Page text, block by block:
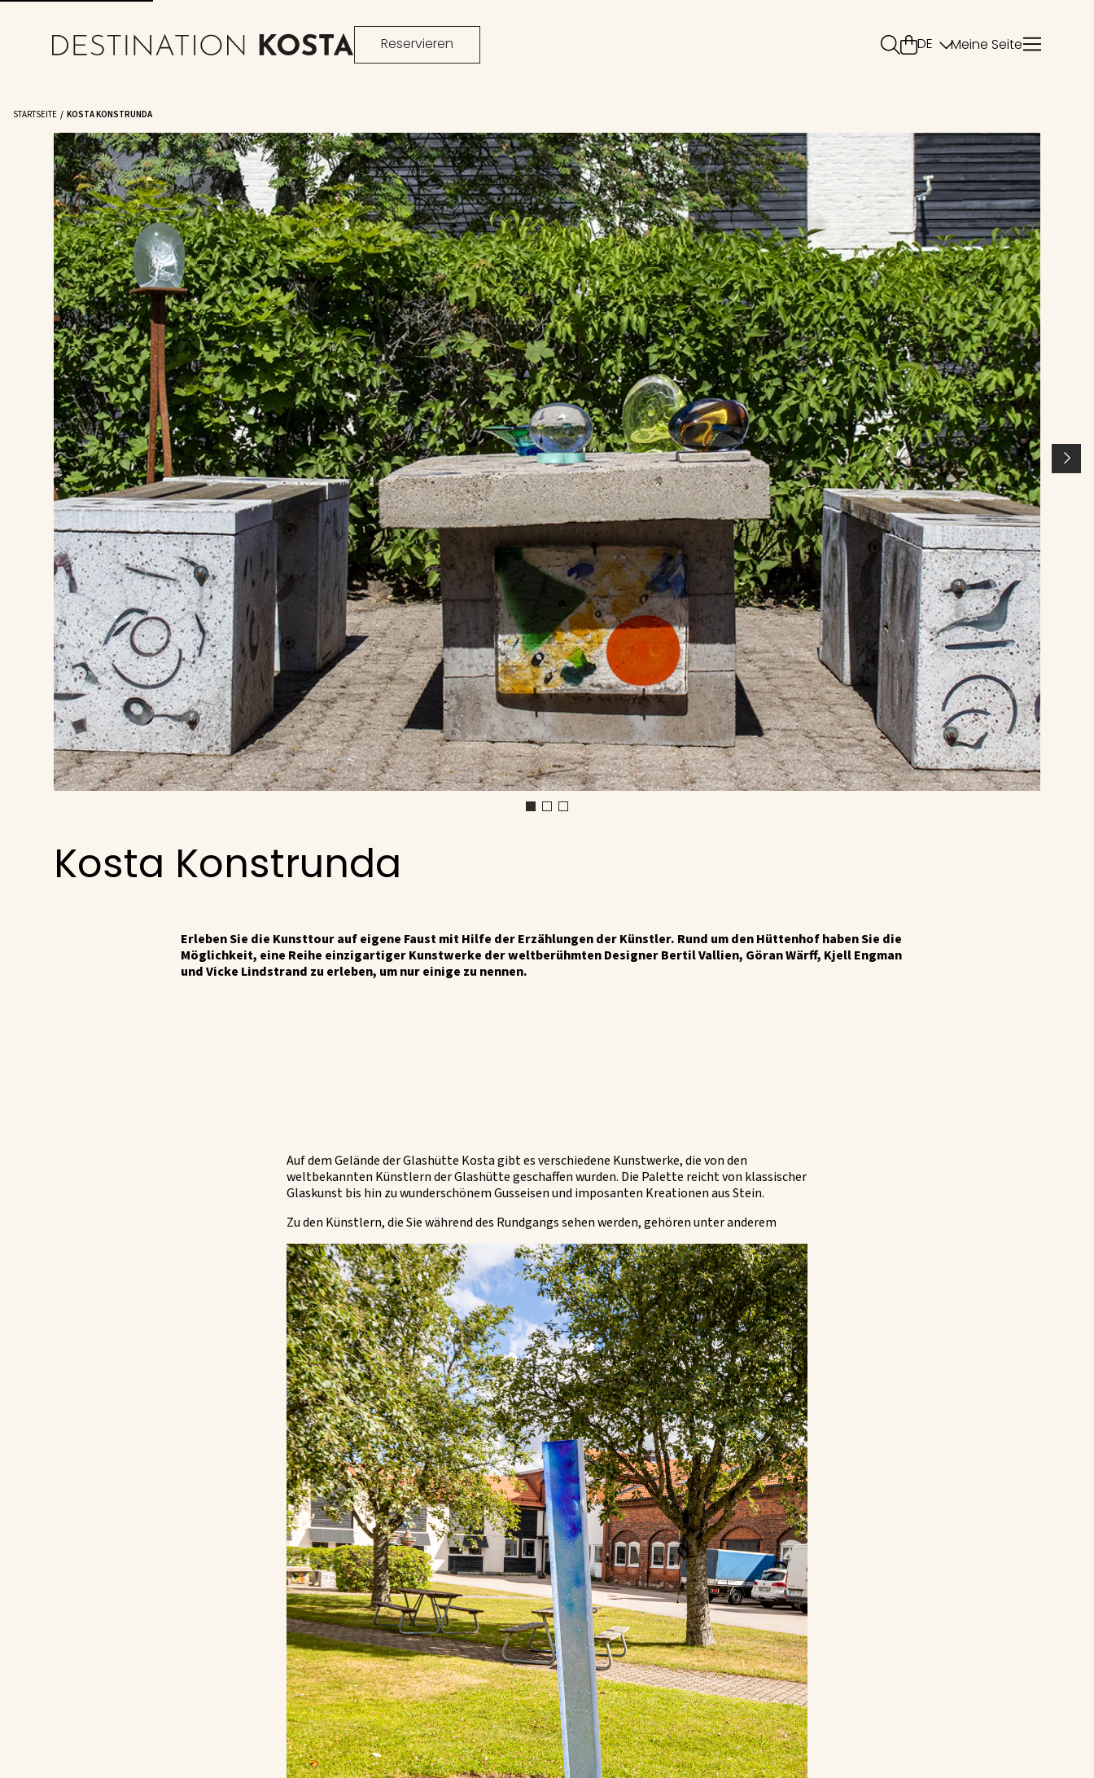
Reservieren
Sök
Varukorg
DE
SPRACHEMeine Seite
STARTSEITE KOSTA KONSTRUNDA
Kosta Konstrunda
Erleben Sie die Kunsttour auf eigene Faust mit Hilfe der Erzählungen der Künstler. Rund um den Hüttenhof haben Sie die
Möglichkeit, eine Reihe einzigartiger Kunstwerke der weltberühmten Designer Bertil Vallien, Göran Wärff, Kjell Engman
und Vicke Lindstrand zu erleben, um nur einige zu nennen.
Auf dem Gelände der Glashütte Kosta gibt es verschiedene Kunstwerke, die von den
weltbekannten Künstlern der Glashütte geschaffen wurden. Die Palette reicht von klassischer
Glaskunst bis hin zu wunderschönem Gusseisen und imposanten Kreationen aus Stein.
Zu den Künstlern, die Sie während des Rundgangs sehen werden, gehören unter anderem